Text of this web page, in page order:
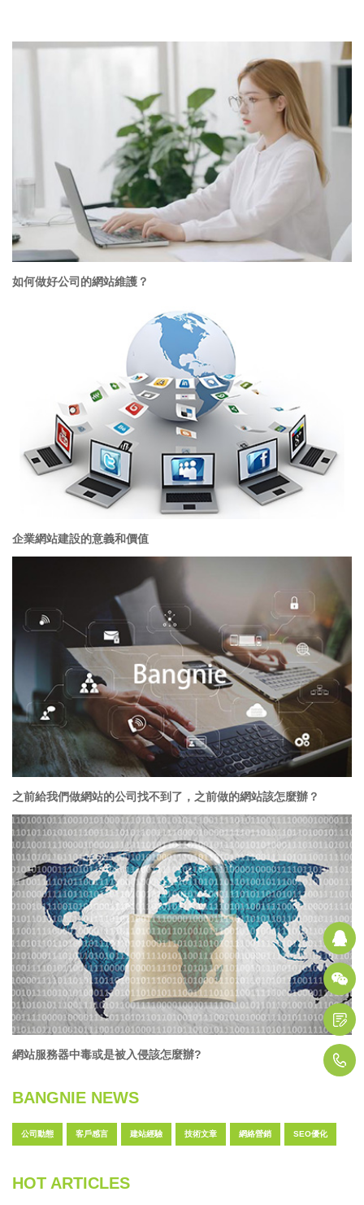
如何做好公司的網站維護？
企業網站建設的意義和價值
之前給我們做網站的公司找不到了，之前做的網站該怎麼辦？
網站服務器中毒或是被入侵該怎麼辦?
BANGNIE NEWS
公司動態 客戶感言 建站經驗 技術文章 網絡營銷 SEO優化
HOT ARTICLES